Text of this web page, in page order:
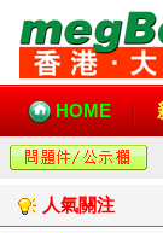
HOME
人氣關注